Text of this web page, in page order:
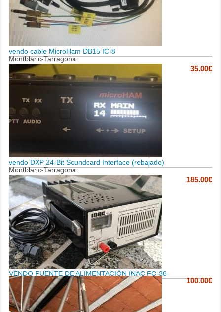
vendo cable MicroHam DB15 IC-8
Montblanc-Tarragona
35.00€
vendo DXP 24-Bit Soundcard Interface (rebajado)
Montblanc-Tarragona
185.00€
VENDO FUENTE DE ALIMENTACIÓN INAC FC-36
100.00€